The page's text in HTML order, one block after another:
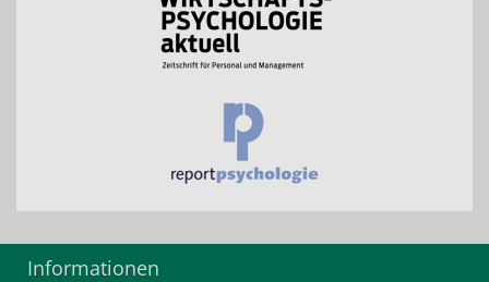
Informationen